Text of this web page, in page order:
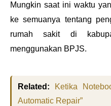
Mungkin saat ini waktu
ke semuanya tentang
rumah sakit di
menggunakan BPJS.
Related:
Ketika
Automatic Repair”